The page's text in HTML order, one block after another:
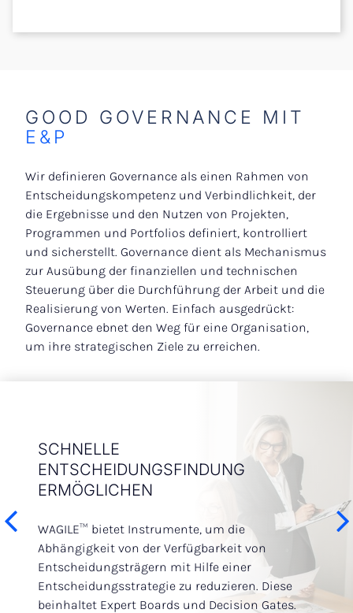
GOOD GOVERNANCE MIT
E&P
Wir definieren Governance als einen Rahmen von
Entscheidungskompetenz und Verbindlichkeit, der
die Ergebnisse und den Nutzen von Projekten,
Programmen und Portfolios definiert, kontrolliert
und sicherstellt. Governance dient als Mechanismus
zur Ausübung der finanziellen und technischen
Steuerung über die Durchführung der Arbeit und die
Realisierung von Werten. Einfach ausgedrückt:
Governance ebnet den Weg für eine Organisation,
um ihre strategischen Ziele zu erreichen.
SCHNELLE
ENTSCHEIDUNGSFINDUNG
ERMÖGLICHEN
WAGILE™ bietet Instrumente, um die
Abhängigkeit von der Verfügbarkeit von
Entscheidungsträgern mit Hilfe einer
Entscheidungsstrategie zu reduzieren. Diese
beinhaltet Expert Boards und Decision Gates.
E&P